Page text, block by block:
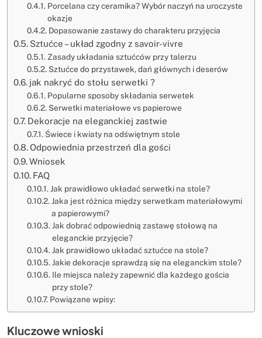
Porcelana czy ceramika? Wybór naczyń na uroczyste
okazje
Dopasowanie zastawy do charakteru przyjęcia
Sztućce – układ zgodny z savoir-vivre
Zasady układania sztućców przy talerzu
Sztućce do przystawek, dań głównych i deserów
jak nakryć do stołu serwetki ?
Popularne sposoby składania serwetek
Serwetki materiałowe vs papierowe
Dekoracje na eleganckiej zastwie
Świece i kwiaty na odświętnym stole
Odpowiednia przestrzeń dla gości
Wniosek
FAQ
Jak prawidłowo układać serwetki na stole?
Jaka jest różnica między serwetkam materiałowymi
a papierowymi?
Jak dobrać odpowiednią zastawę stołową na
eleganckie przyjęcie?
Jak prawidłowo układać sztućce na stole?
Jakie dekoracje sprawdzą się na eleganckim stole?
Ile miejsca należy zapewnić dla każdego gościa
przy stole?
Powiązane wpisy:
Kluczowe wnioski